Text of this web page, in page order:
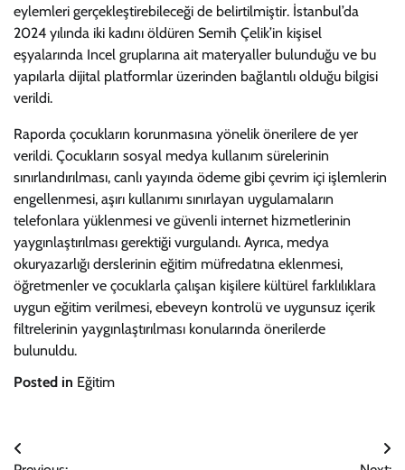
eylemleri gerçekleştirebileceği de belirtilmiştir. İstanbul’da
2024 yılında iki kadını öldüren Semih Çelik’in kişisel
eşyalarında Incel gruplarına ait materyaller bulunduğu ve bu
yapılarla dijital platformlar üzerinden bağlantılı olduğu bilgisi
verildi.
Raporda çocukların korunmasına yönelik önerilere de yer
verildi. Çocukların sosyal medya kullanım sürelerinin
sınırlandırılması, canlı yayında ödeme gibi çevrim içi işlemlerin
engellenmesi, aşırı kullanımı sınırlayan uygulamaların
telefonlara yüklenmesi ve güvenli internet hizmetlerinin
yaygınlaştırılması gerektiği vurgulandı. Ayrıca, medya
okuryazarlığı derslerinin eğitim müfredatına eklenmesi,
öğretmenler ve çocuklarla çalışan kişilere kültürel farklılıklara
uygun eğitim verilmesi, ebeveyn kontrolü ve uygunsuz içerik
filtrelerinin yaygınlaştırılması konularında önerilerde
bulunuldu.
Posted in Eğitim
Yazı